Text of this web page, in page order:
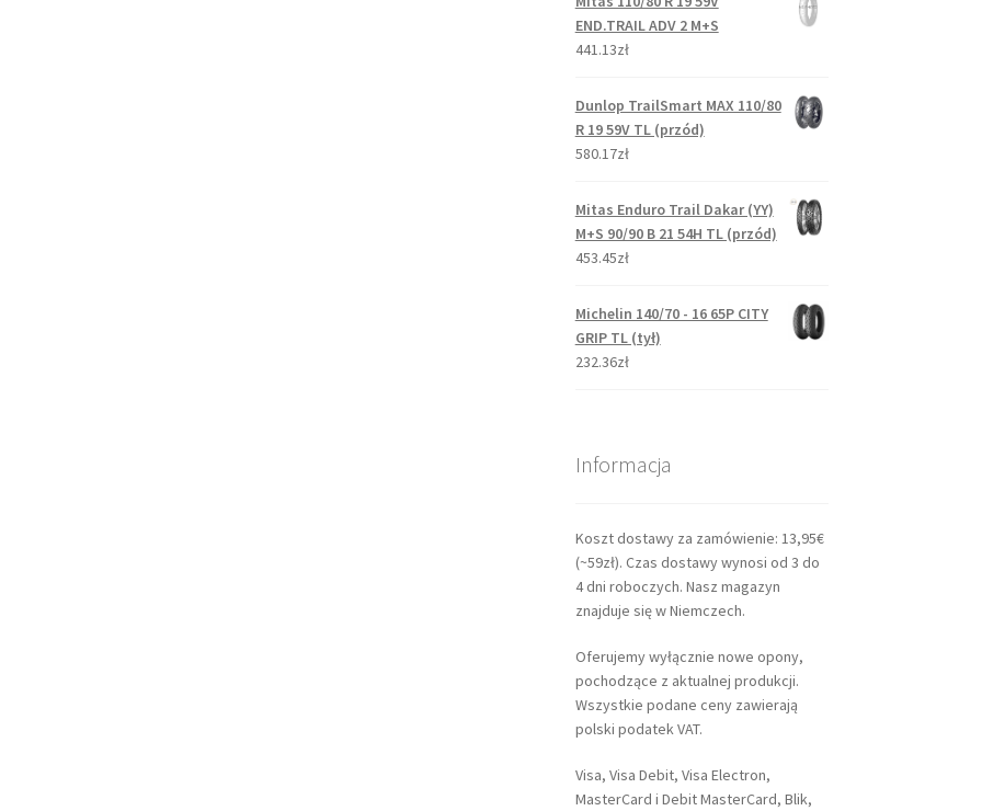
END.TRAIL ADV 2 M+S
441.13zł
Dunlop TrailSmart MAX 110/80
R 19 59V TL (przód)
580.17zł
Mitas Enduro Trail Dakar (YY)
M+S 90/90 B 21 54H TL (przód)
453.45zł
Michelin 140/70 - 16 65P CITY
GRIP TL (tył)
232.36zł
Informacja
Koszt dostawy za zamówienie: 13,95€
(~59zł). Czas dostawy wynosi od 3 do
4 dni roboczych. Nasz magazyn
znajduje się w Niemczech.
Oferujemy wyłącznie nowe opony,
pochodzące z aktualnej produkcji.
Wszystkie podane ceny zawierają
polski podatek VAT.
Visa, Visa Debit, Visa Electron,
MasterCard i Debit MasterCard, Blik,